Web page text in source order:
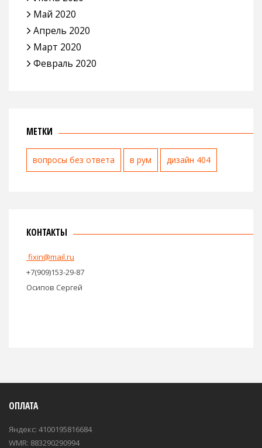
Май 2020
Апрель 2020
Март 2020
Февраль 2020
МЕТКИ
вопросы без ответа в рум дизайн 404
КОНТАКТЫ
fixin@mail.ru
+7(909)153-29-87
Осипов Сергей
ОПЛАТА
Яндекс: 4100195816684
WMR: 883290290994